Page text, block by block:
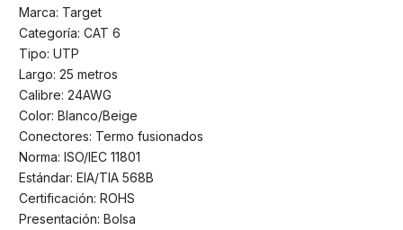
Marca: Target
Categoría: CAT 6
Tipo: UTP
Largo: 25 metros
Calibre: 24AWG
Color: Blanco/Beige
Conectores: Termo fusionados
Norma: ISO/IEC 11801
Estándar: EIA/TIA 568B
Certificación: ROHS
Presentación: Bolsa